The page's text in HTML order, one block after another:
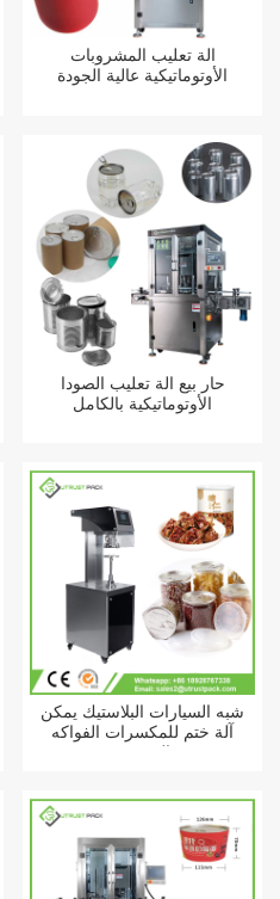
آلة تعليب المشروبات
الأوتوماتيكية عالية الجودة
حار بيع آلة تعليب الصودا
الأوتوماتيكية بالكامل
شبه السيارات البلاستيك يمكن
آلة ختم للمكسرات الفواكه